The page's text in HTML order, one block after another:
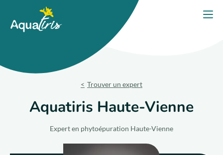
Nos solutions
Trouver un expert
Aquatiris Haute-Vienne
Expert en phytoépuration Haute-Vienne